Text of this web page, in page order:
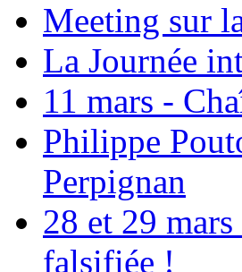
Meeting sur
La Journée
11 mars -
Philippe
Perpignan
28 et 29
falsifiée !